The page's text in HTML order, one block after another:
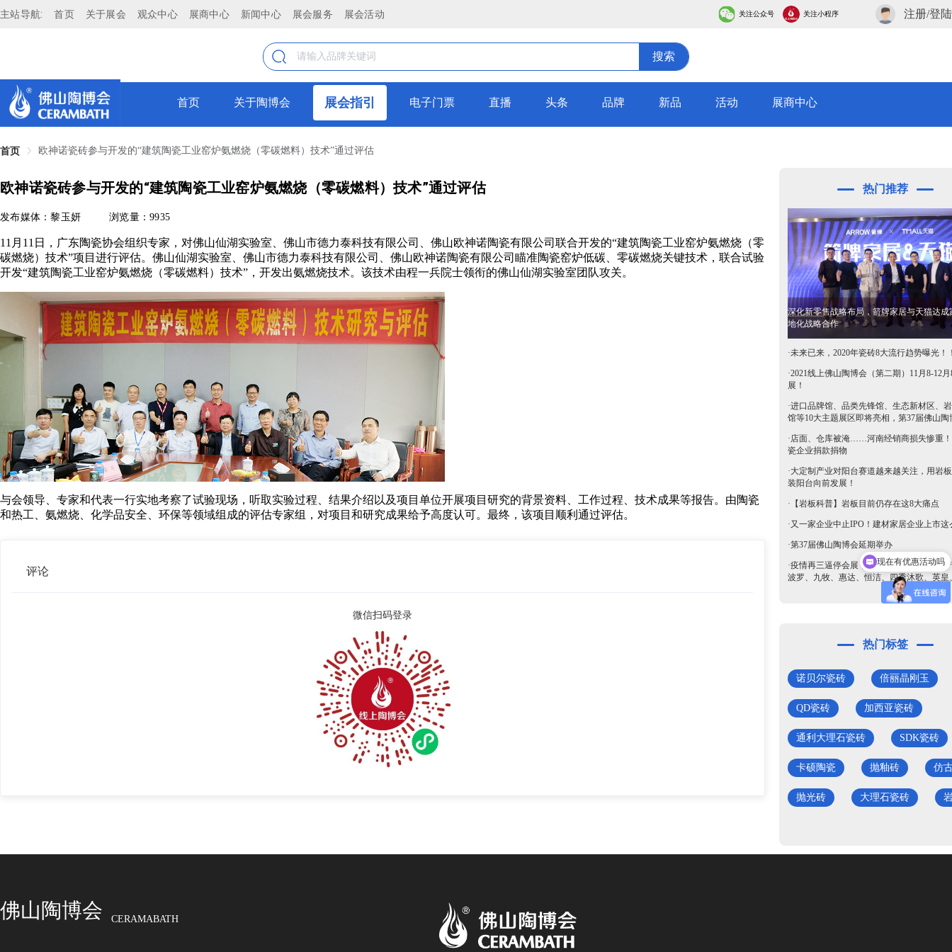
主站导航: 首页 关于展会 观众中心 展商中心 新闻中心 展会服务 展会活动 关注公众号 关注小程序 注册/登陆
搜索
首页 关于陶博会 展会指引 电子门票 直播 头条 品牌 新品 活动 展商中心
首页 欧神诺瓷砖参与开发的“建筑陶瓷工业窑炉氨燃烧（零碳燃料）技术”通过评估
欧神诺瓷砖参与开发的“建筑陶瓷工业窑炉氨燃烧（零碳燃料）技术”通过评估
发布媒体：黎玉妍 浏览量：9935
11月11日，广东陶瓷协会组织专家，对佛山仙湖实验室、佛山市德力泰科技有限公司、佛山欧神诺陶瓷有限公司联合开发的“建筑陶瓷工业窑炉氨燃烧（零
碳燃烧）技术”项目进行评估。佛山仙湖实验室、佛山市德力泰科技有限公司、佛山欧神诺陶瓷有限公司瞄准陶瓷窑炉低碳、零碳燃烧关键技术，联合试验
开发“建筑陶瓷工业窑炉氨燃烧（零碳燃料）技术”，开发出氨燃烧技术。该技术由程一兵院士领衔的佛山仙湖实验室团队攻关。
与会领导、专家和代表一行实地考察了试验现场，听取实验过程、结果介绍以及项目单位开展项目研究的背景资料、工作过程、技术成果等报告。由陶瓷
和热工、氨燃烧、化学品安全、环保等领域组成的评估专家组，对项目和研究成果给予高度认可。最终，该项目顺利通过评估。
评论
微信扫码登录
热门推荐
深化新零售战略布局，箭牌家居与天猫达成
地化战略合作
·未来已来，2020年瓷砖8大流行趋势曝光！
·2021线上佛山陶博会（第二期）11月8-12
展！
·进口品牌馆、品类先锋馆、生态新材区、
馆等10大主题展区即将亮相，第37届佛山陶
·店面、仓库被淹……河南经销商损失惨重
瓷企业捐款捐物
·大定制产业对阳台赛道越来越关注，用岩
装阳台向前发展！
· 【岩板科普】岩板目前仍存在这8大痛点
·又一家企业中止IPO！建材家居企业上市这
·第37届佛山陶博会延期举办
·疫情再三逼停会展，多地陶瓷产区停工停
波罗、九牧、惠达、恒洁、四季沐歌、英皇
等陶卫企业全力支持驰援疫区​
热门标签
诺贝尔瓷砖 倍丽晶刚玉
QD瓷砖 加西亚瓷砖
通利大理石瓷砖 SDK瓷砖
卡硕陶瓷 抛釉砖 仿
抛光砖 大理石瓷砖
佛山陶博会 CERAMABATH
可以介绍下你们的产品么
现在有优惠活动吗